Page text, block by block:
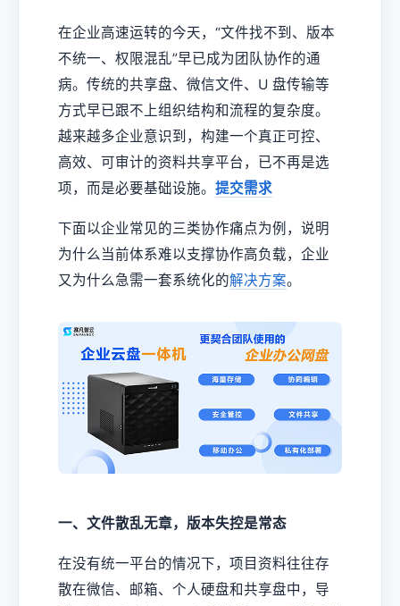
在企业高速运转的今天，“文件找不到、版本
不统一、权限混乱”早已成为团队协作的通
病。传统的共享盘、微信文件、U 盘传输等
方式早已跟不上组织结构和流程的复杂度。
越来越多企业意识到，构建一个真正可控、
高效、可审计的资料共享平台，已不再是选
项，而是必要基础设施。 提交需求
下面以企业常见的三类协作痛点为例，说明
为什么当前体系难以支撑协作高负载，企业
又为什么急需一套系统化的解决方案。
一、文件散乱无章，版本失控是常态
在没有统一平台的情况下，项目资料往往存
散在微信、邮箱、个人硬盘和共享盘中，导